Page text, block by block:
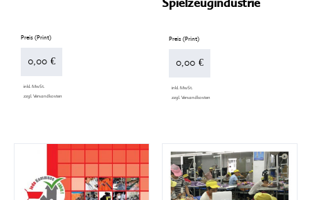
Produkt
mehrere
der
Produktseite
gewählt
werden
0,00 €
inkl. MwSt.
zzgl. Versandkosten
0,00 €
inkl. MwSt.
zzgl. Versandkosten